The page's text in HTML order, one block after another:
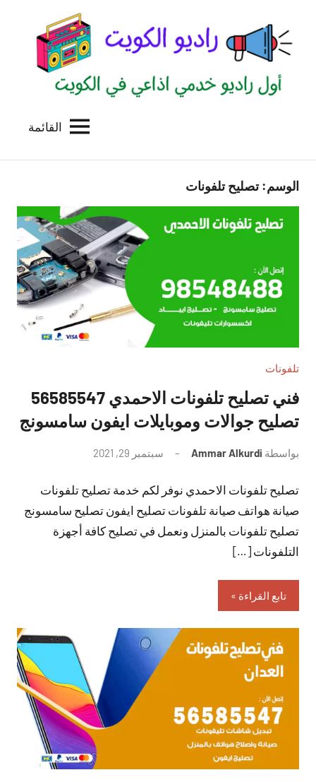
المحتوى
الكويت
للاعلانات
بالكويت
القائمة
الوسم:تصليح تلفونات
تلفونات
فني تصليح تلفونات الاحمدي 56585547
تصليح جوالات وموبايلات ايفون سامسونج
بواسطة Ammar Alkurdi سبتمبر 29, 2021
تعليقات
تصليح تلفونات الاحمدي نوفر لكم خدمة تصليح تلفونات
صيانة هواتف صيانة تلفونات تصليح ايفون تصليح سامسونج
تصليح تلفونات بالمنزل ونعمل في تصليح كافة أجهزة
التلفونات […]
تابع القراءة